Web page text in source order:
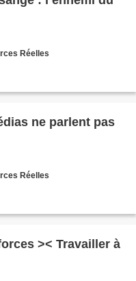
Réelles
ne parlent pas
Réelles
>< Travailler à